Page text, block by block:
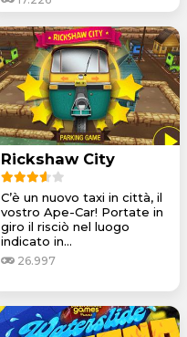
Rickshaw City
C’è un nuovo taxi in città, il
vostro Ape-Car! Portate in
giro il risciò nel luogo
indicato in...
26.997